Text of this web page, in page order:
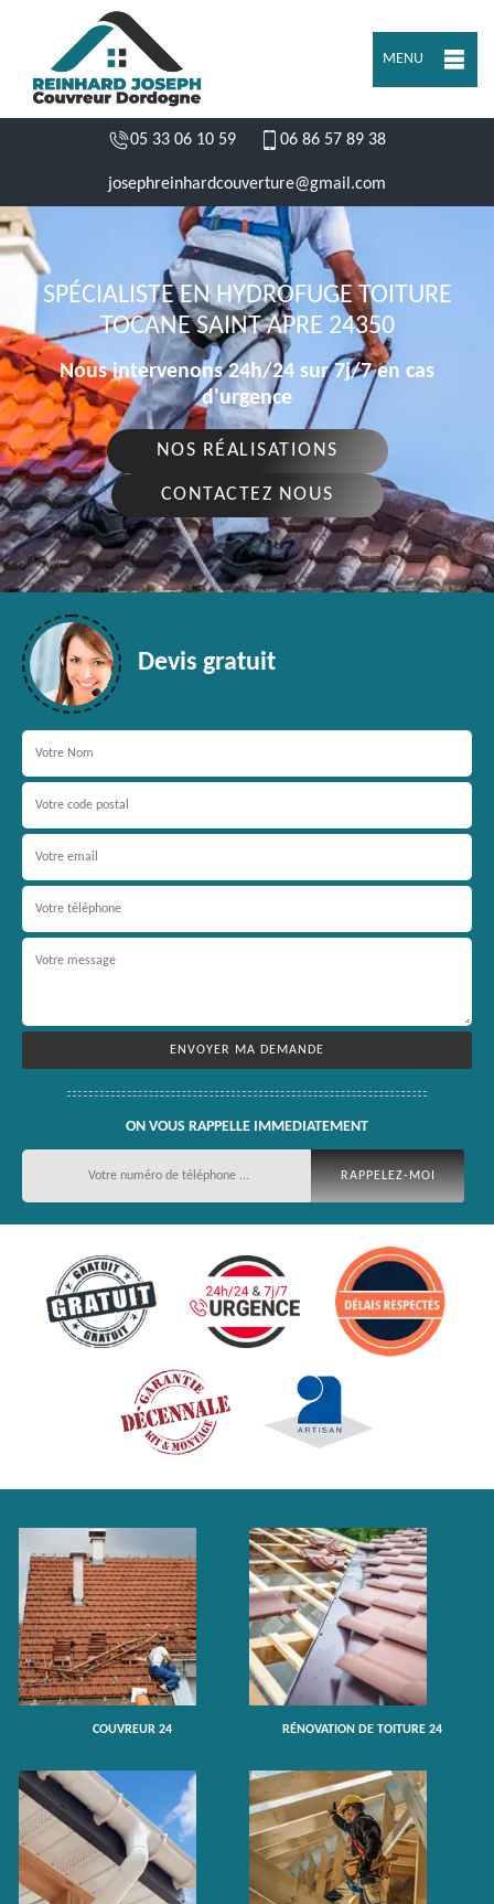
MENU
05 33 06 10 59 06 86 57 89 38
josephreinhardcouverture@gmail.com
SPÉCIALISTE EN HYDROFUGE TOITURE
TOCANE SAINT APRE 24350
Nous intervenons 24h/24 sur 7j/7 en cas
d'urgence
NOS RÉALISATIONS
CONTACTEZ NOUS
Devis gratuit
ON VOUS RAPPELLE IMMEDIATEMENT
COUVREUR 24 RÉNOVATION DE TOITURE 24